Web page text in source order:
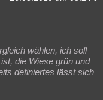
wählen, ich soll
die Wiese grün und
definiertes lässt sich